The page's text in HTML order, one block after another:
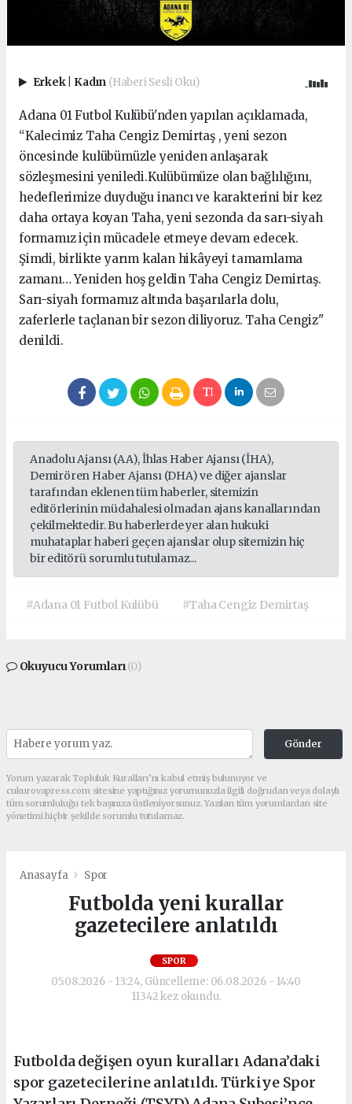
Erkek Kadın (Haberi Sesli Oku)
Adana 01 Futbol Kulübü'nden yapılan açıklamada,
“Kalecimiz Taha Cengiz Demirtaş , yeni sezon
öncesinde kulübümüzle yeniden anlaşarak
sözleşmesini yeniledi.Kulübümüze olan bağlılığını,
hedeflerimize duyduğu inancı ve karakterini bir kez
daha ortaya koyan Taha, yeni sezonda da sarı-siyah
formamız için mücadele etmeye devam edecek.
Şimdi, birlikte yarım kalan hikâyeyi tamamlama
zamanı… Yeniden hoş geldin Taha Cengiz Demirtaş.
Sarı-siyah formamız altında başarılarla dolu,
zaferlerle taçlanan bir sezon diliyoruz. Taha Cengiz"
denildi.
Anadolu Ajansı (AA), İhlas Haber Ajansı (İHA),
Demirören Haber Ajansı (DHA) ve diğer ajanslar
tarafından eklenen tüm haberler, sitemizin
editörlerinin müdahalesi olmadan ajans kanallarından
çekilmektedir. Bu haberlerde yer alan hukuki
muhataplar haberi geçen ajanslar olup sitemizin hiç
bir editörü sorumlu tutulamaz...
#Adana 01 Futbol Kulübü #Taha Cengiz Demirtaş
Okuyucu Yorumları(0)
Gönder
Yorum yazarak Topluluk Kuralları’nı kabul etmiş bulunuyor ve
cukurovapress.com sitesine yaptığınız yorumunuzla ilgili doğrudan veya dolaylı
tüm sorumluluğu tek başınıza üstleniyorsunuz. Yazılan tüm yorumlardan site
yönetimi hiçbir şekilde sorumlu tutulamaz.
Anasayfa Spor
Futbolda yeni kurallar
gazetecilere anlatıldı
SPOR
05.08.2026 - 13:24, Güncelleme: 06.08.2026 - 14:40
11342 kez okundu.
Futbolda değişen oyun kuralları Adana’daki
spor gazetecilerine anlatıldı. Türkiye Spor